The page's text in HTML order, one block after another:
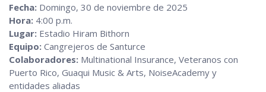
Fecha: Domingo, 30 de noviembre de 2025
Hora: 4:00 p.m.
Lugar: Estadio Hiram Bithorn
Equipo: Cangrejeros de Santurce
Colaboradores: Multinational Insurance, Veteranos con
Puerto Rico, Guaqui Music & Arts, NoiseAcademy y
entidades aliadas